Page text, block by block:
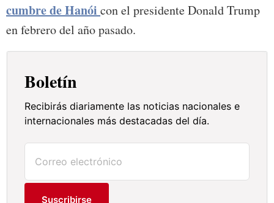
cumbre de Hanói con el presidente Donald Trump
en febrero del año pasado.
Boletín
Recibirás diariamente las noticias nacionales e
internacionales más destacadas del día.
Suscribirse